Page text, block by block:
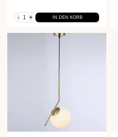
- + IN DEN KORB